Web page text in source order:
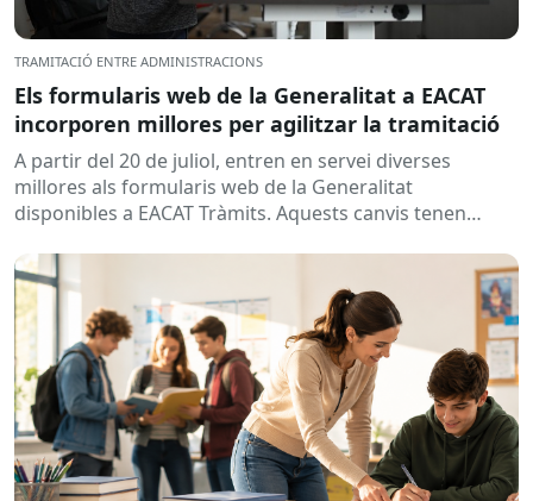
TRAMITACIÓ ENTRE ADMINISTRACIONS
Els formularis web de la Generalitat a EACAT
incorporen millores per agilitzar la tramitació
A partir del 20 de juliol, entren en servei diverses
millores als formularis web de la Generalitat
disponibles a EACAT Tràmits. Aquests canvis tenen